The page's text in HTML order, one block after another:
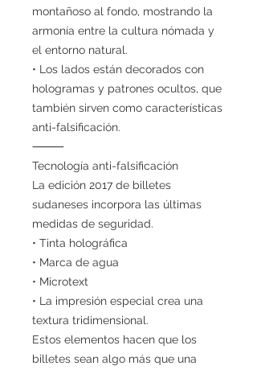
montañoso al fondo, mostrando la
armonía entre la cultura nómada y
el entorno natural.
• Los lados están decorados con
hologramas y patrones ocultos, que
también sirven como características
anti-falsificación.
⸻
Tecnología anti-falsificación
La edición 2017 de billetes
sudaneses incorpora las últimas
medidas de seguridad.
• Tinta holográfica
• Marca de agua
• Microtext
• La impresión especial crea una
textura tridimensional.
Estos elementos hacen que los
billetes sean algo más que una